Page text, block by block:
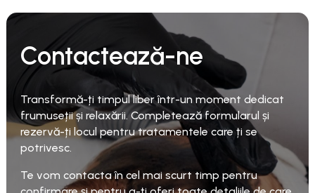
Contactează-ne
Transformă-ți timpul liber într-un moment dedicat
frumuseții și relaxării. Completează formularul și
rezervă-ți locul pentru tratamentele care ți se
potrivesc.
Te vom contacta în cel mai scurt timp pentru